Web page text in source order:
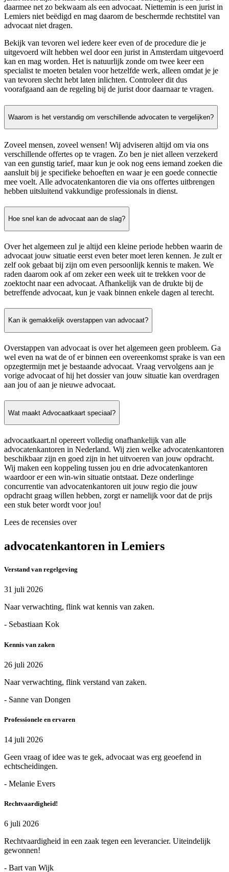
daarmee net zo bekwaam als een advocaat. Niettemin is een jurist in
Lemiers niet beëdigd en mag daarom de beschermde rechtstitel van
advocaat niet dragen.
Bekijk van tevoren wel iedere keer even of de procedure die je
uitgevoerd wilt hebben wel door een jurist in Amsterdam uitgevoerd
kan en mag worden. Het is natuurlijk zonde om twee keer een
specialist te moeten betalen voor hetzelfde werk, alleen omdat je je
van tevoren slecht hebt laten inlichten. Controleer dit dus
voorafgaand aan de regeling bij de jurist door daarnaar te vragen.
Waarom is het verstandig om verschillende advocaten te vergelijken?
Zoveel mensen, zoveel wensen! Wij adviseren altijd om via ons
verschillende offertes op te vragen. Zo ben je niet alleen verzekerd
van een gunstig tarief, maar kun je ook nog eens iemand zoeken die
aansluit bij je specifieke behoeften en waar je een goede connectie
mee voelt. Alle advocatenkantoren die via ons offertes uitbrengen
hebben uitsluitend vakkundige professionals in dienst.
Hoe snel kan de advocaat aan de slag?
Over het algemeen zul je altijd een kleine periode hebben waarin de
advocaat jouw situatie eerst even beter moet leren kennen. Je zult er
zelf ook gebaat bij zijn om even persoonlijk kennis te maken. We
raden daarom ook af om zeker een week uit te trekken voor de
zoektocht naar een advocaat. Afhankelijk van de drukte bij de
betreffende advocaat, kun je vaak binnen enkele dagen al terecht.
Kan ik gemakkelijk overstappen van advocaat?
Overstappen van advocaat is over het algemeen geen probleem. Ga
wel even na wat de of er binnen een overeenkomst sprake is van een
opzegtermijn met je bestaande advocaat. Vraag vervolgens aan je
vorige advocaat of hij het dossier van jouw situatie kan overdragen
aan jou of aan je nieuwe advocaat.
Wat maakt Advocaatkaart speciaal?
advocaatkaart.nl opereert volledig onafhankelijk van alle
advocatenkantoren in Nederland. Wij zien welke advocatenkantoren
beschikbaar zijn en goed zijn in het uitvoeren van jouw opdracht.
Wij maken een koppeling tussen jou en drie advocatenkantoren
waardoor er een win-win situatie ontstaat. Deze onderlinge
concurrentie van advocatenkantoren uit jouw regio die jouw
opdracht graag willen hebben, zorgt er namelijk voor dat de prijs
een stuk beter wordt voor jou!
Lees de recensies over
advocatenkantoren in Lemiers
Verstand van regelgeving
31 juli 2026
Naar verwachting, flink wat kennis van zaken.
- Sebastiaan Kok
Kennis van zaken
26 juli 2026
Naar verwachting, flink verstand van zaken.
- Sanne van Dongen
Professionele en ervaren
14 juli 2026
Geen vraag of idee was te gek, advocaat was erg geoefend in
echtscheidingen.
- Melanie Evers
Rechtvaardigheid!
6 juli 2026
Rechtvaardigheid in een zaak tegen een leverancier. Uiteindelijk
gewonnen!
- Bart van Wijk